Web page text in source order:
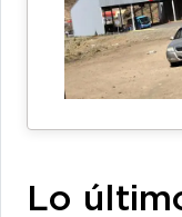
Lo